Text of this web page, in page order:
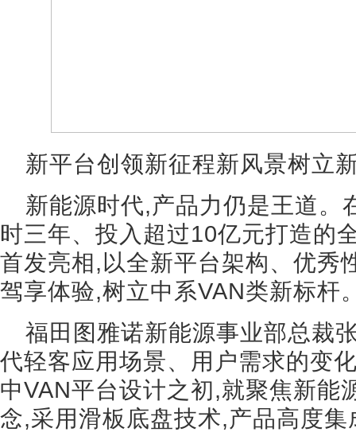
新平台创领新征程新风景树立
新能源时代,产品力仍是王道。
时三年、投入超过10亿元打造的
首发亮相,以全新平台架构、优秀
驾享体验,树立中系VAN类新标杆
福田图雅诺新能源事业部总裁
代轻客应用场景、用户需求的变
中VAN平台设计之初,就聚焦新能
念,采用滑板底盘技术,产品高度